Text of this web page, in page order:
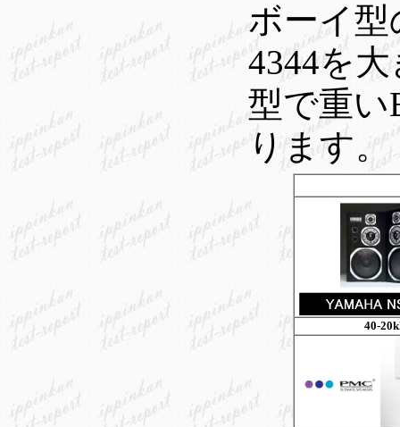
ボーイ型
4344を
型で重い
ります。
40-